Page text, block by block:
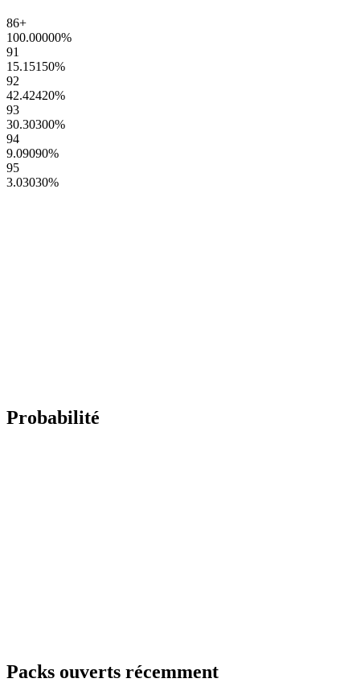
86+
100.00000%
91
15.15150%
92
42.42420%
93
30.30300%
94
9.09090%
95
3.03030%
Probabilité
Packs ouverts récemment